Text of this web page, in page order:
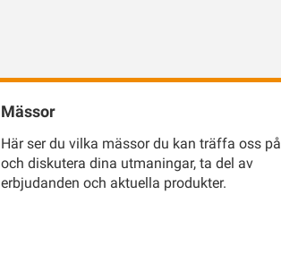
Mässor
Här ser du vilka mässor du kan träffa oss på
och diskutera dina utmaningar, ta del av
erbjudanden och aktuella produkter.